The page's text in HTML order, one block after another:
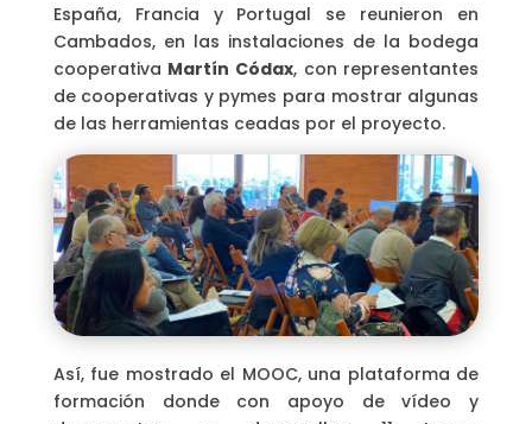
España, Francia y Portugal se reunieron en
Cambados, en las instalaciones de la bodega
cooperativa Martín Códax, con representantes
de cooperativas y pymes para mostrar algunas
de las herramientas ceadas por el proyecto.
Así, fue mostrado el MOOC, una plataforma de
formación donde con apoyo de vídeo y